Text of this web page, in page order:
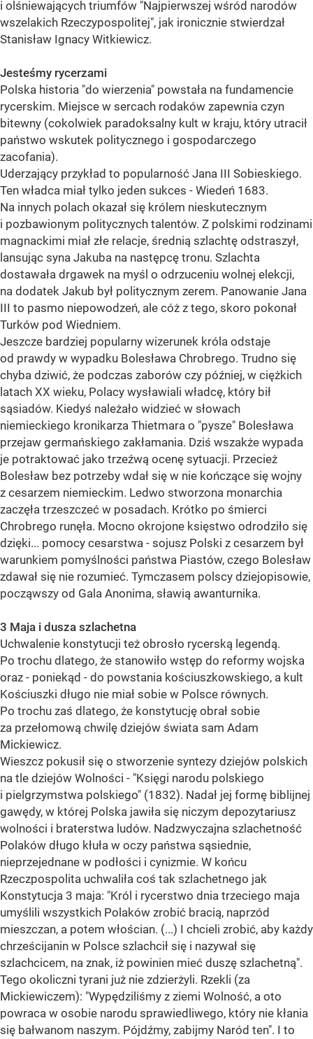
i olśniewających triumfów "Najpierwszej wśród narodów
wszelakich Rzeczypospolitej", jak ironicznie stwierdzał
Stanisław Ignacy Witkiewicz.
Jesteśmy rycerzami
Polska historia "do wierzenia" powstała na fundamencie
rycerskim. Miejsce w sercach rodaków zapewnia czyn
bitewny (cokolwiek paradoksalny kult w kraju, który utracił
państwo wskutek politycznego i gospodarczego
zacofania).
Uderzający przykład to popularność Jana III Sobieskiego.
Ten władca miał tylko jeden sukces - Wiedeń 1683.
Na innych polach okazał się królem nieskutecznym
i pozbawionym politycznych talentów. Z polskimi rodzinami
magnackimi miał złe relacje, średnią szlachtę odstraszył,
lansując syna Jakuba na następcę tronu. Szlachta
dostawała drgawek na myśl o odrzuceniu wolnej elekcji,
na dodatek Jakub był politycznym zerem. Panowanie Jana
III to pasmo niepowodzeń, ale cóż z tego, skoro pokonał
Turków pod Wiedniem.
Jeszcze bardziej popularny wizerunek króla odstaje
od prawdy w wypadku Bolesława Chrobrego. Trudno się
chyba dziwić, że podczas zaborów czy później, w ciężkich
latach XX wieku, Polacy wysławiali władcę, który bił
sąsiadów. Kiedyś należało widzieć w słowach
niemieckiego kronikarza Thietmara o "pysze" Bolesława
przejaw germańskiego zakłamania. Dziś wszakże wypada
je potraktować jako trzeźwą ocenę sytuacji. Przecież
Bolesław bez potrzeby wdał się w nie kończące się wojny
z cesarzem niemieckim. Ledwo stworzona monarchia
zaczęła trzeszczeć w posadach. Krótko po śmierci
Chrobrego runęła. Mocno okrojone księstwo odrodziło się
dzięki... pomocy cesarstwa - sojusz Polski z cesarzem był
warunkiem pomyślności państwa Piastów, czego Bolesław
zdawał się nie rozumieć. Tymczasem polscy dziejopisowie,
począwszy od Gala Anonima, sławią awanturnika.
3 Maja i dusza szlachetna
Uchwalenie konstytucji też obrosło rycerską legendą.
Po trochu dlatego, że stanowiło wstęp do reformy wojska
oraz - poniekąd - do powstania kościuszkowskiego, a kult
Kościuszki długo nie miał sobie w Polsce równych.
Po trochu zaś dlatego, że konstytucję obrał sobie
za przełomową chwilę dziejów świata sam Adam
Mickiewicz.
Wieszcz pokusił się o stworzenie syntezy dziejów polskich
na tle dziejów Wolności - "Księgi narodu polskiego
i pielgrzymstwa polskiego" (1832). Nadał jej formę biblijnej
gawędy, w której Polska jawiła się niczym depozytariusz
wolności i braterstwa ludów. Nadzwyczajna szlachetność
Polaków długo kłuła w oczy państwa sąsiednie,
nieprzejednane w podłości i cynizmie. W końcu
Rzeczpospolita uchwaliła coś tak szlachetnego jak
Konstytucja 3 maja: "Król i rycerstwo dnia trzeciego maja
umyślili wszystkich Polaków zrobić bracią, naprzód
mieszczan, a potem włościan. (...) I chcieli zrobić, aby każdy
chrześcijanin w Polsce szlachcił się i nazywał się
szlachcicem, na znak, iż powinien mieć duszę szlachetną".
Tego okoliczni tyrani już nie zdzierżyli. Rzekli (za
Mickiewiczem): "Wypędziliśmy z ziemi Wolność, a oto
powraca w osobie narodu sprawiedliwego, który nie kłania
się bałwanom naszym. Pójdźmy, zabijmy Naród ten". I to